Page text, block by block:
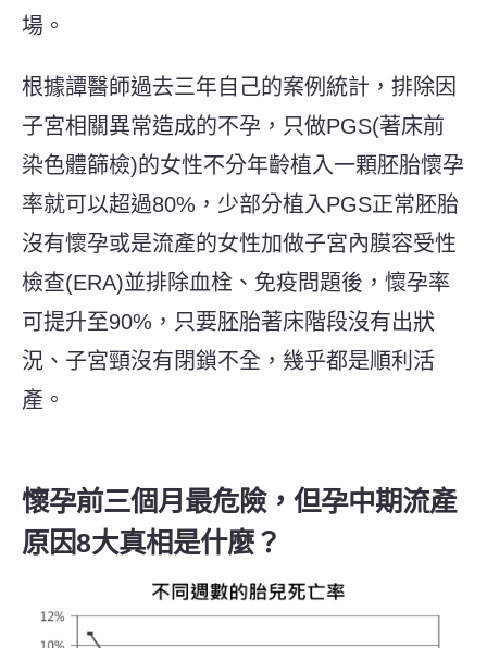
場。
根據譚醫師過去三年自己的案例統計，排除因
子宮相關異常造成的不孕，只做PGS(著床前
染色體篩檢)的女性不分年齡植入一顆胚胎懷孕
率就可以超過80%，少部分植入PGS正常胚胎
沒有懷孕或是流產的女性加做子宮內膜容受性
檢查(ERA)並排除血栓、免疫問題後，懷孕率
可提升至90%，只要胚胎著床階段沒有出狀
況、子宮頸沒有閉鎖不全，幾乎都是順利活
產。
懷孕前三個月最危險，但孕中期流產
原因8大真相是什麼？